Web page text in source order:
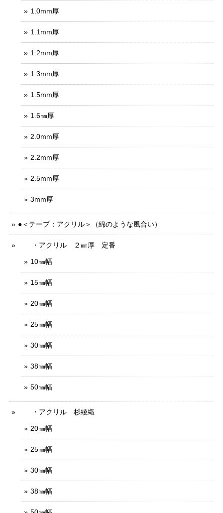
1.0mm厚
1.1mm厚
1.2mm厚
1.3mm厚
1.5mm厚
1.6㎜厚
2.0mm厚
2.2mm厚
2.5mm厚
3mm厚
●＜テープ：アクリル＞（綿のような風合い）
・アクリル ２㎜厚 定番
10㎜幅
15㎜幅
20㎜幅
25㎜幅
30㎜幅
38㎜幅
50㎜幅
・アクリル 杉綾織
20㎜幅
25㎜幅
30㎜幅
38㎜幅